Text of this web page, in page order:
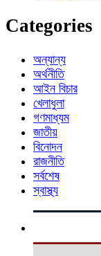
Categories
অন্যান্য
অর্থনীতি
আইন বিচার
খেলাধুলা
গণমাধ্যম
জাতীয়
বিনোদন
রাজনীতি
সর্বশেষ
স্বাস্থ্য